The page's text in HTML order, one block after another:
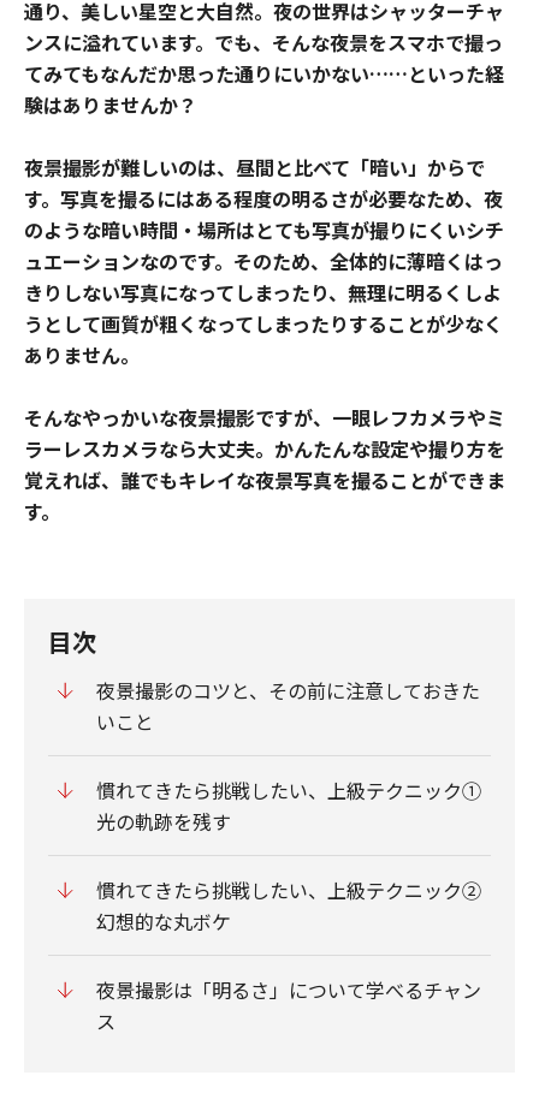
通り、美しい星空と大自然。夜の世界はシャッターチャ
ンスに溢れています。でも、そんな夜景をスマホで撮っ
てみてもなんだか思った通りにいかない……といった経
験はありませんか？
夜景撮影が難しいのは、昼間と比べて「暗い」からで
す。写真を撮るにはある程度の明るさが必要なため、夜
のような暗い時間・場所はとても写真が撮りにくいシチ
ュエーションなのです。そのため、全体的に薄暗くはっ
きりしない写真になってしまったり、無理に明るくしよ
うとして画質が粗くなってしまったりすることが少なく
ありません。
そんなやっかいな夜景撮影ですが、一眼レフカメラやミ
ラーレスカメラなら大丈夫。かんたんな設定や撮り方を
覚えれば、誰でもキレイな夜景写真を撮ることができま
す。
目次
夜景撮影のコツと、その前に注意しておきた
いこと
慣れてきたら挑戦したい、上級テクニック①
光の軌跡を残す
慣れてきたら挑戦したい、上級テクニック②
幻想的な丸ボケ
夜景撮影は「明るさ」について学べるチャン
ス